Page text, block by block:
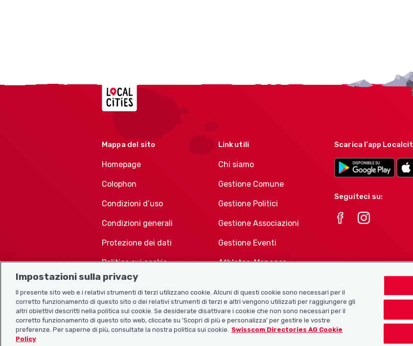
Localcities
Mappa del sito
Homepage
Colophon
Condizioni d’uso
Condizioni generali
Protezione dei dati
Politica sui cookie
Link utili
Chi siamo
Gestione Comune
Gestione Politici
Gestione Associazioni
Gestione Eventi
Athletes-Manager
Associazioni
Scarica l’app
Seguiteci su:
Impostazioni sulla privacy
Il presente sito web e i relativi strumenti di terzi utilizzano cookie. Alcuni di questi cookie sono necessari per il
corretto funzionamento di questo sito o dei relativi strumenti di terzi e altri vengono utilizzati per raggiungere gli
altri obiettivi descritti nella politica sui cookie. Se desiderate disattivare i cookie che non sono necessari per il
corretto funzionamento di questo sito web, cliccate su 'Scopri di più e personalizza' per gestire le vostre
preferenze. Per saperne di più, consultate la nostra politica sui cookie. Swisscom Directories AG Cookie
Policy